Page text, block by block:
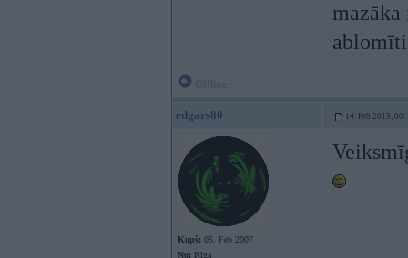
edgars80 14. Feb 2015,
Kopš: 05. Feb 2007
No: Rīga